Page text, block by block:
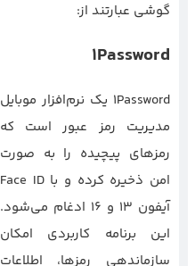
گوشی عبارتند از:
1Password
1Password یک نرم‌افزار موبایل
مدیریت رمز عبور است که
رمزهای پیچیده را به صورت
امن ذخیره کرده و با Face ID
آیفون ۱۳ و ۱۶ ادغام می‌شود.
این برنامه کاربردی امکان
سازماندهی رمزها، اطلاعات